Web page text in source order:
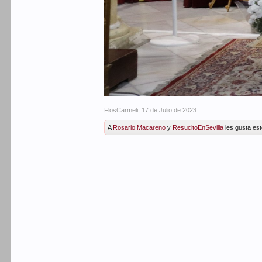
FlosCarmeli 17 de Julio de 2023
A Rosario Macareno y ResucitoEnSevilla les gusta